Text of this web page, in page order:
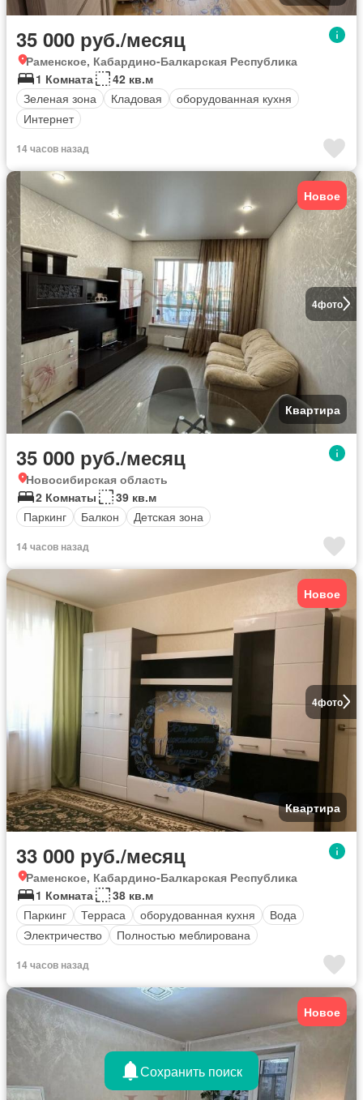
35 000 руб./месяц
Раменское, Кабардино-Балкарская Республика
1 Комната
42 кв.м
Зеленая зона
Кладовая
оборудованная кухня
Интернет
14 часов назад
4фото
Новое
Квартира
35 000 руб./месяц
Новосибирская область
2 Комнаты
39 кв.м
Паркинг
Балкон Детская зона
14 часов назад
4фото
Новое
Квартира
33 000 руб./месяц
Раменское, Кабардино-Балкарская Республика
1 Комната
38 кв.м
Паркинг
Терраса оборудованная кухня
Вода
Электричество
Полностью меблирована
14 часов назад
Новое
Сохранить поиск